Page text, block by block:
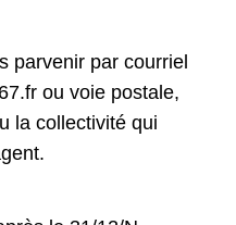
parvenir par courriel
ou voie postale,
la collectivité qui